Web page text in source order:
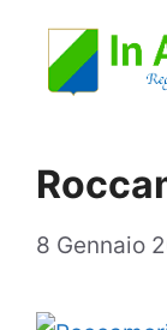
8 Gennaio